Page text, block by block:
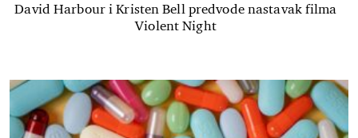
David Harbour i Kristen Bell predvode nastavak filma
Violent Night